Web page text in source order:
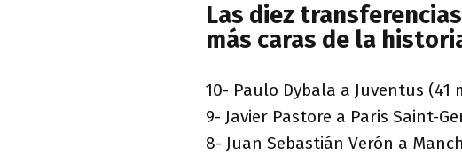
Las diez
más caras de la
10- Paulo Dybala a Juventus (41
9- Javier Pastore a Paris Saint-
8- Juan Sebastián Verón a